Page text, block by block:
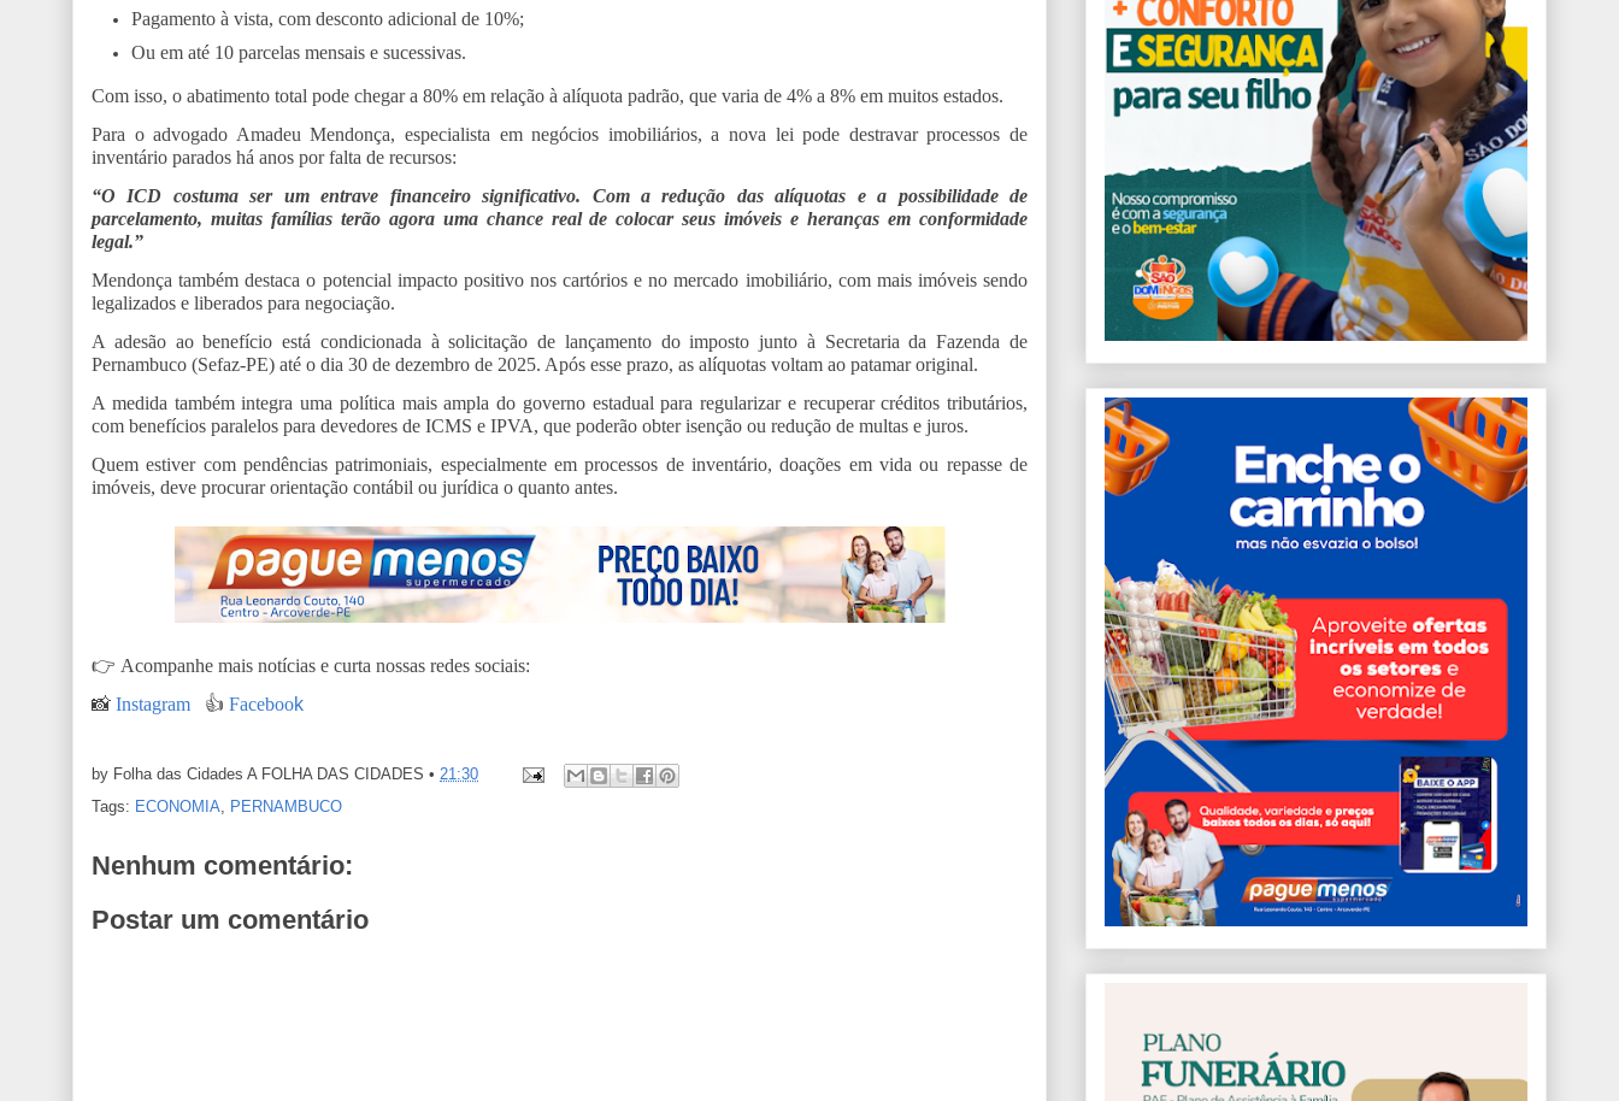
Pagamento à vista, com desconto adicional de 10%;
Ou em até 10 parcelas mensais e sucessivas.
Com isso, o abatimento total pode chegar a 80% em relação à alíquota padrão, que varia de 4% a 8% em muitos estados.
Para o advogado Amadeu Mendonça, especialista em negócios imobiliários, a nova lei pode destravar processos de
inventário parados há anos por falta de recursos:
“O ICD costuma ser um entrave financeiro significativo. Com a redução das alíquotas e a possibilidade de
parcelamento, muitas famílias terão agora uma chance real de colocar seus imóveis e heranças em conformidade
legal.”
Mendonça também destaca o potencial impacto positivo nos cartórios e no mercado imobiliário, com mais imóveis sendo
legalizados e liberados para negociação.
A adesão ao benefício está condicionada à solicitação de lançamento do imposto junto à Secretaria da Fazenda de
Pernambuco (Sefaz-PE) até o dia 30 de dezembro de 2025. Após esse prazo, as alíquotas voltam ao patamar original.
A medida também integra uma política mais ampla do governo estadual para regularizar e recuperar créditos tributários,
com benefícios paralelos para devedores de ICMS e IPVA, que poderão obter isenção ou redução de multas e juros.
Quem estiver com pendências patrimoniais, especialmente em processos de inventário, doações em vida ou repasse de
imóveis, deve procurar orientação contábil ou jurídica o quanto antes.
👉 Acompanhe mais notícias e curta nossas redes sociais:
📸 Instagram 👍 Facebook
by Folha das Cidades A FOLHA DAS CIDADES • 21:30
Tags: ECONOMIA PERNAMBUCO
Nenhum comentário:
Postar um comentário